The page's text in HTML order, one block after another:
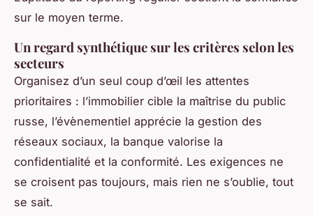
sur le moyen terme.
Un regard synthétique sur les critères selon les
secteurs
Organisez d’un seul coup d’œil les attentes
prioritaires : l’immobilier cible la maîtrise du public
russe, l’évènementiel apprécie la gestion des
réseaux sociaux, la banque valorise la
confidentialité et la conformité. Les exigences ne
se croisent pas toujours, mais rien ne s’oublie, tout
se sait.